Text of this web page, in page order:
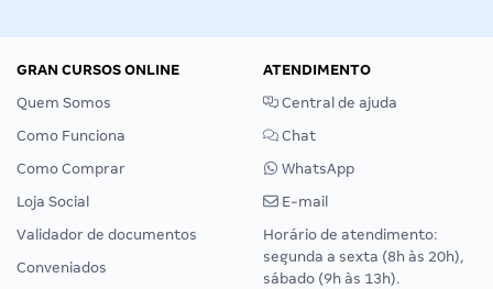
GRAN CURSOS ONLINE
Quem Somos
Como Funciona
Como Comprar
Loja Social
Validador de documentos
Conveniados
ATENDIMENTO
Central de ajuda
Chat
WhatsApp
E-mail
Horário de atendimento:
segunda a sexta (8h às 20h),
sábado (9h às 13h).